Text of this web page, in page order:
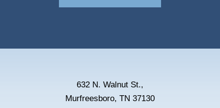
632 N. Walnut St.,
Murfreesboro, TN 37130